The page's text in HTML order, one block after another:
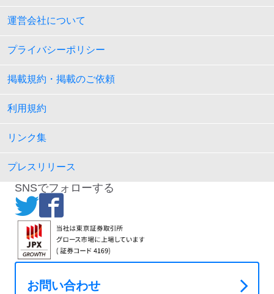
運営会社について
プライバシーポリシー
掲載規約・掲載のご依頼
利用規約
リンク集
プレスリリース
SNSでフォローする
お問い合わせ